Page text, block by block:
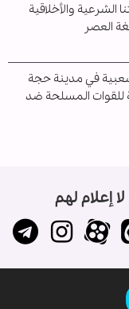
الشرعية والأخلاقية
العصر
في مدينة حجة
للقوات المسلحة ضد
إعلام لهم